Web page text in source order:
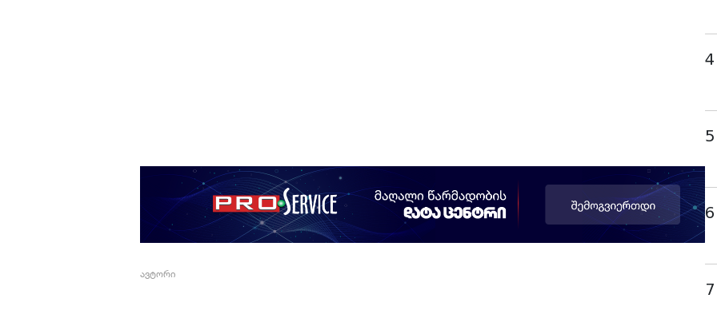
ავტორი
4
5
6
7